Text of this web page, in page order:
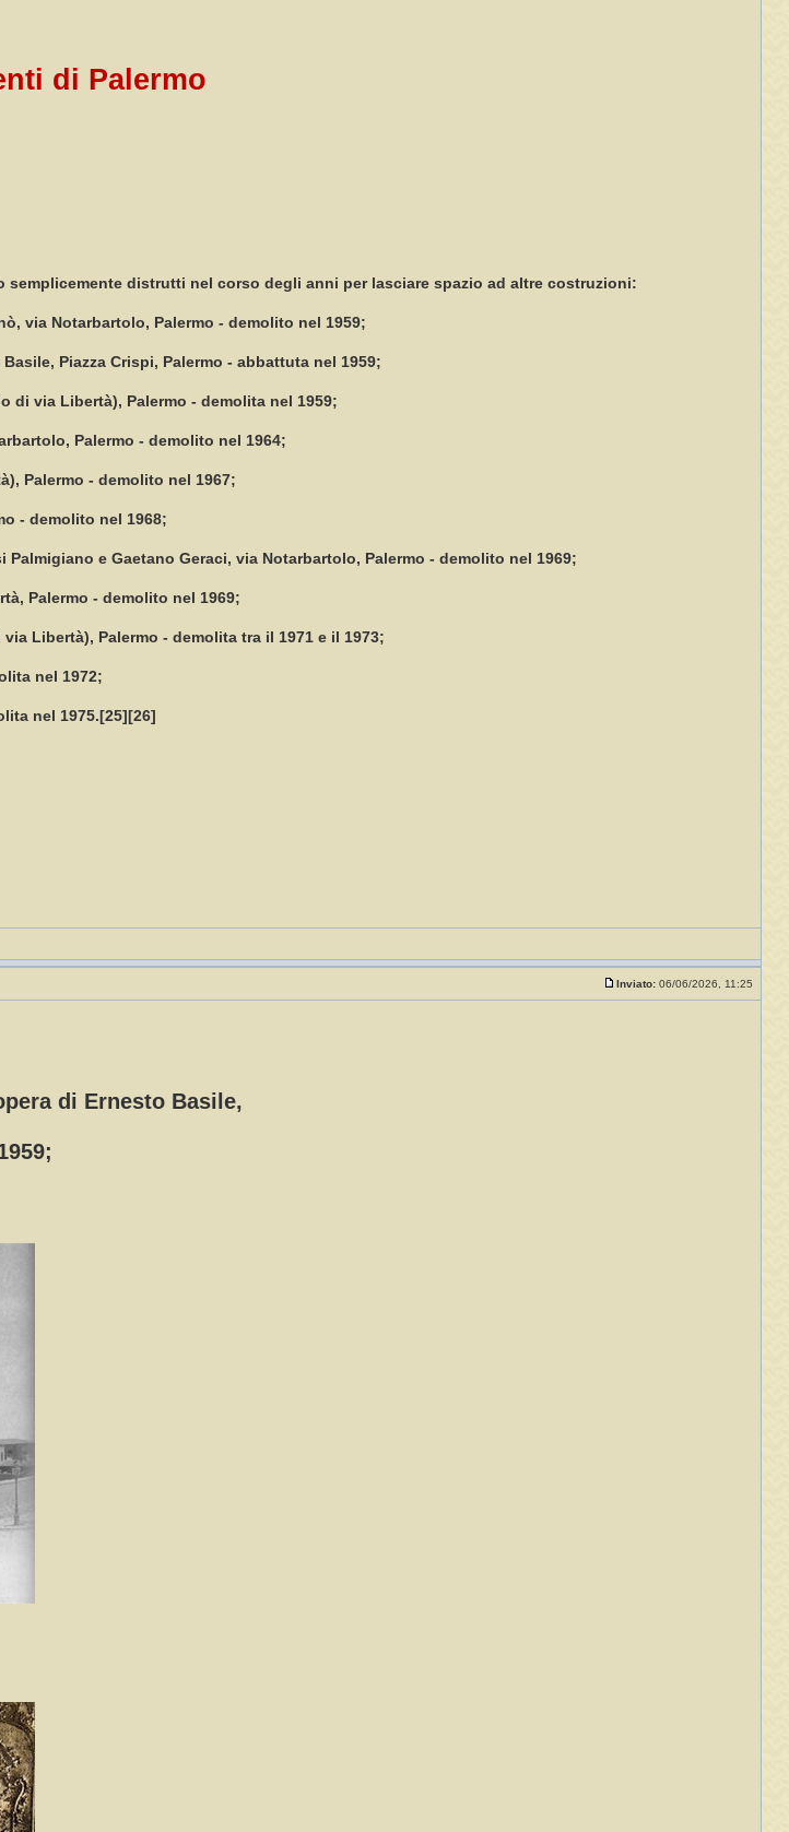
di Palermo
distrutti nel corso degli anni per lasciare spazio ad altre costruzioni:
via Notarbartolo, Palermo - demolito nel 1959;
Piazza Crispi, Palermo - abbattuta nel 1959;
di via Libertà), Palermo - demolita nel 1959;
Palermo - demolito nel 1964;
Palermo - demolito nel 1967;
- demolito nel 1968;
e Gaetano Geraci, via Notarbartolo, Palermo - demolito nel 1969;
Palermo - demolito nel 1969;
Libertà), Palermo - demolita tra il 1971 e il 1973;
nel 1972;
nel 1975.[25][26]
Inviato: 06/06/2026, 11:25
di Ernesto Basile,